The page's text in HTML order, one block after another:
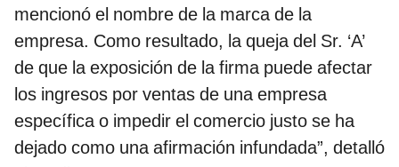
mencionó el nombre de la marca de la
empresa. Como resultado, la queja del Sr. ‘A’
de que la exposición de la firma puede afectar
los ingresos por ventas de una empresa
específica o impedir el comercio justo se ha
dejado como una afirmación infundada”, detalló